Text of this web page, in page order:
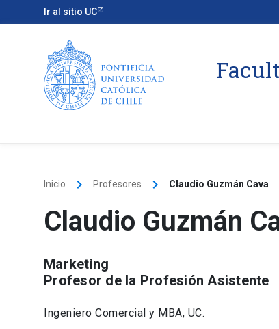
Ir al sitio UC
Inicio keyboard_arrow_right Profesores keyboard_arrow_right Claudio Guzmán Cava
Claudio Guzmán
Marketing
Profesor de la Profesión Asistente
Ingeniero Comercial y MBA, UC.